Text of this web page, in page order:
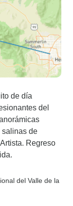
de día
del
salinas de
Regreso
del Valle de la